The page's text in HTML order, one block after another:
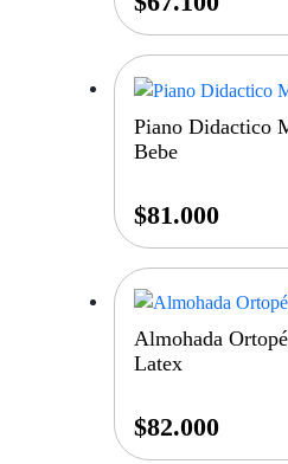
Piano Didactico
Bebe
$81.000
Almohada
Latex
$82.000